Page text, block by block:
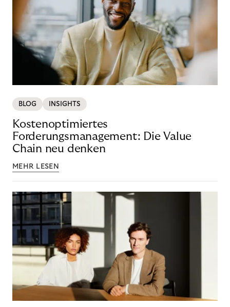
BLOG INSIGHTS
Kostenoptimiertes
Forderungsmanagement: Die Value
Chain neu denken
MEHR LESEN